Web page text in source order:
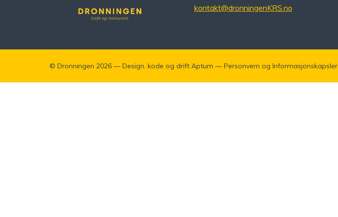
kontakt@dronningenKRS.no
© Dronningen 2026 — Design. kode og drift Aptum —Personvern og Informasjonskapsler